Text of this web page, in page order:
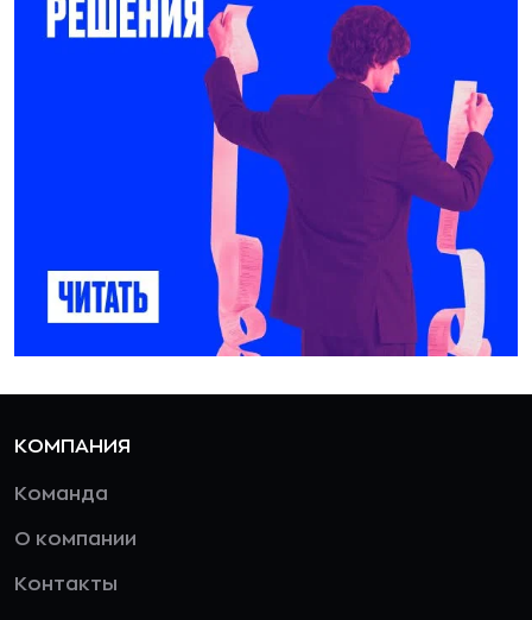
КОМПАНИЯ
Команда
О компании
Контакты